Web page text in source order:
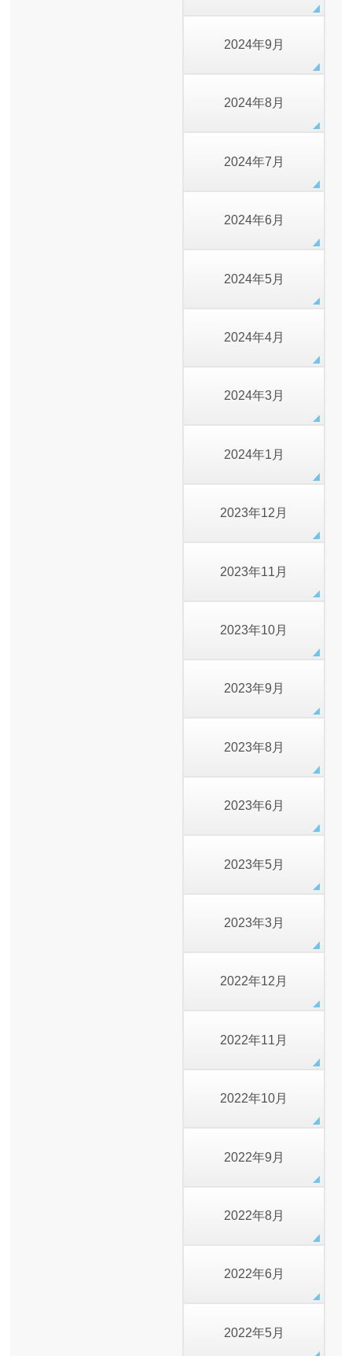
2024年9月
2024年8月
2024年7月
2024年6月
2024年5月
2024年4月
2024年3月
2024年1月
2023年12月
2023年11月
2023年10月
2023年9月
2023年8月
2023年6月
2023年5月
2023年3月
2022年12月
2022年11月
2022年10月
2022年9月
2022年8月
2022年6月
2022年5月